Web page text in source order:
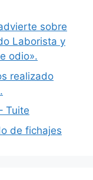
sobre
Laborista y
odio».
realizado
Tuite
de fichajes